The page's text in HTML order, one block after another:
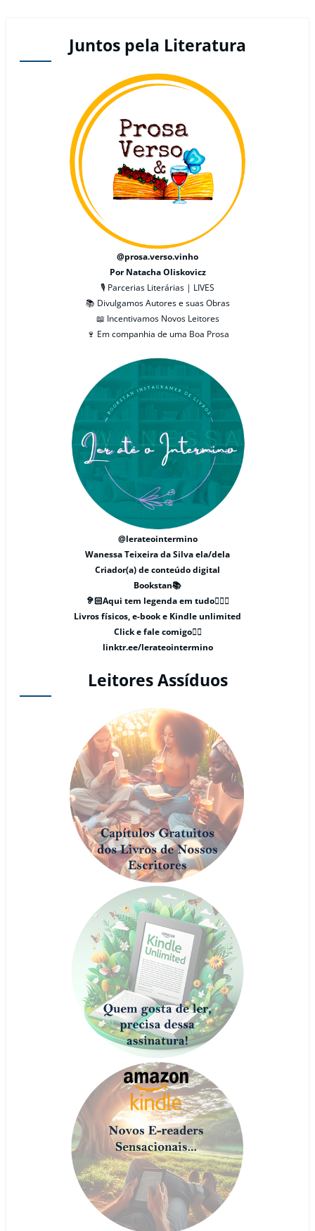
Juntos pela Literatura
@prosa.verso.vinho
Por Natacha Oliskovicz
🎙 Parcerias Literárias | LIVES
📚 Divulgamos Autores e suas Obras
📖 Incentivamos Novos Leitores
🍷 Em companhia de uma Boa Prosa
@lerateointermino
Wanessa Teixeira da Silva ela/dela
Criador(a) de conteúdo digital
Bookstan📚
🦻🏻Aqui tem legenda em tudo🧏🏻‍♀️
Livros físicos, e-book e Kindle unlimited
Click e fale comigo👇🏽
linktr.ee/lerateointermino
Leitores Assíduos